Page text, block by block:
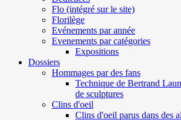
Flo (intégré sur le site)
Florilège
Evénements par année
Evenements par catégories
Expositions
Dossiers
Hommages par des fans
Technique de Bertrand
de sculptures
Clins d'oeil
Clins d'oeil parus dans des